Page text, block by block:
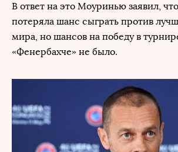
В ответ на это Моуринью заявил,
потеряла шанс сыграть против
мира, но шансов на победу в
«Фенербахче» не было.